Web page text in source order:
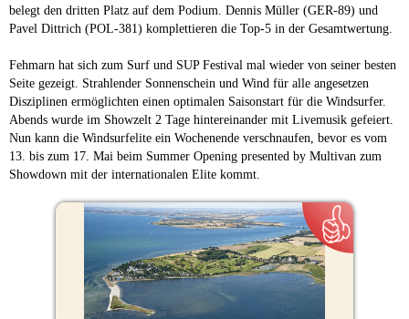
belegt den dritten Platz auf dem Podium. Dennis Müller (GER-89) und
Pavel Dittrich (POL-381) komplettieren die Top-5 in der Gesamtwertung.
Fehmarn hat sich zum Surf und SUP Festival mal wieder von seiner besten
Seite gezeigt. Strahlender Sonnenschein und Wind für alle angesetzen
Disziplinen ermöglichten einen optimalen Saisonstart für die Windsurfer.
Abends wurde im Showzelt 2 Tage hintereinander mit Livemusik gefeiert.
Nun kann die Windsurfelite ein Wochenende verschnaufen, bevor es vom
13. bis zum 17. Mai beim Summer Opening presented by Multivan zum
Showdown mit der internationalen Elite kommt.